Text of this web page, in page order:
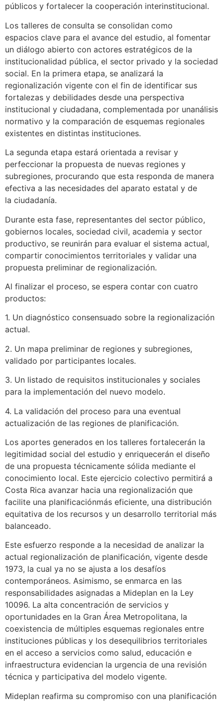
públicos y fortalecer la cooperación interinstitucional.
Los talleres de consulta se consolidan como
espacios clave para el avance del estudio, al fomentar
un diálogo abierto con actores estratégicos de la
institucionalidad pública, el sector privado y la sociedad
social. En la primera etapa, se analizará la
regionalización vigente con el fin de identificar sus
fortalezas y debilidades desde una perspectiva
institucional y ciudadana, complementada por unanálisis
normativo y la comparación de esquemas regionales
existentes en distintas instituciones.
La segunda etapa estará orientada a revisar y
perfeccionar la propuesta de nuevas regiones y
subregiones, procurando que esta responda de manera
efectiva a las necesidades del aparato estatal y de
la ciudadanía.
Durante esta fase, representantes del sector público,
gobiernos locales, sociedad civil, academia y sector
productivo, se reunirán para evaluar el sistema actual,
compartir conocimientos territoriales y validar una
propuesta preliminar de regionalización.
Al finalizar el proceso, se espera contar con cuatro
productos:
1. Un diagnóstico consensuado sobre la regionalización
actual.
2. Un mapa preliminar de regiones y subregiones,
validado por participantes locales.
3. Un listado de requisitos institucionales y sociales
para la implementación del nuevo modelo.
4. La validación del proceso para una eventual
actualización de las regiones de planificación.
Los aportes generados en los talleres fortalecerán la
legitimidad social del estudio y enriquecerán el diseño
de una propuesta técnicamente sólida mediante el
conocimiento local. Este ejercicio colectivo permitirá a
Costa Rica avanzar hacia una regionalización que
facilite una planificaciónmás eficiente, una distribución
equitativa de los recursos y un desarrollo territorial más
balanceado.
Este esfuerzo responde a la necesidad de analizar la
actual regionalización de planificación, vigente desde
1973, la cual ya no se ajusta a los desafíos
contemporáneos. Asimismo, se enmarca en las
responsabilidades asignadas a Mideplan en la Ley
10096. La alta concentración de servicios y
oportunidades en la Gran Área Metropolitana, la
coexistencia de múltiples esquemas regionales entre
instituciones públicas y los desequilibrios territoriales
en el acceso a servicios como salud, educación e
infraestructura evidencian la urgencia de una revisión
técnica y participativa del modelo vigente.
Mideplan reafirma su compromiso con una planificación